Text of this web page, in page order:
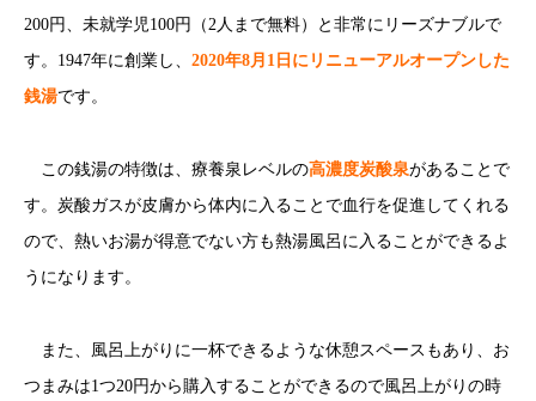
200円、未就学児100円（2人まで無料）と非常にリーズナブルで
す。1947年に創業し、 2020年8月1日にリニューアルオープンした
銭湯です。
この銭湯の特徴は、療養泉レベルの高濃度炭酸泉があることで
す。炭酸ガスが皮膚から体内に入ることで血行を促進してくれる
ので、熱いお湯が得意でない方も熱湯風呂に入ることができるよ
うになります。
また、風呂上がりに一杯できるような休憩スペースもあり、お
つまみは1つ20円から購入することができるので風呂上がりの時